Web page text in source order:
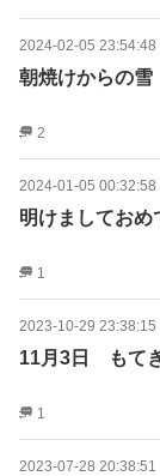
2024-02-05 23:54:48
朝焼けからの雪
2
2024-01-05 00:32:58
明けましておめ
1
2023-10-29 23:38:15
11月3日 もて
1
2023-07-28 20:38:51